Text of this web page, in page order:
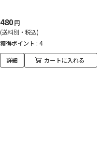
480円
(送料別・税込)
獲得ポイント : 4
詳細 カートに入れる